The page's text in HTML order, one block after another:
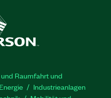
Raumfahrt und
Energie
Industrieanlagen